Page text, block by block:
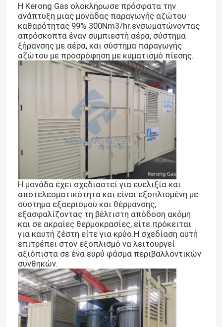
Η Kerong Gas ολοκλήρωσε πρόσφατα την
ανάπτυξη μιας μονάδας παραγωγής αζώτου
καθαρότητας 99% 300Nm3/hr.ενσωματώνοντας
απρόσκοπτα έναν συμπιεστή αέρα, σύστημα
ξήρανσης με αέρα, και σύστημα παραγωγής
αζώτου με προσρόφηση με κυματισμό πίεσης.
Η μονάδα έχει σχεδιαστεί για ευελιξία και
αποτελεσματικότητα και είναι εξοπλισμένη με
σύστημα εξαερισμού και θέρμανσης,
εξασφαλίζοντας τη βέλτιστη απόδοση ακόμη
και σε ακραίες θερμοκρασίες, είτε πρόκειται
για καυτή ζέστη είτε για κρύο.Η σχεδίαση αυτή
επιτρέπει στον εξοπλισμό να λειτουργεί
αξιόπιστα σε ένα ευρύ φάσμα περιβαλλοντικών
συνθηκών.